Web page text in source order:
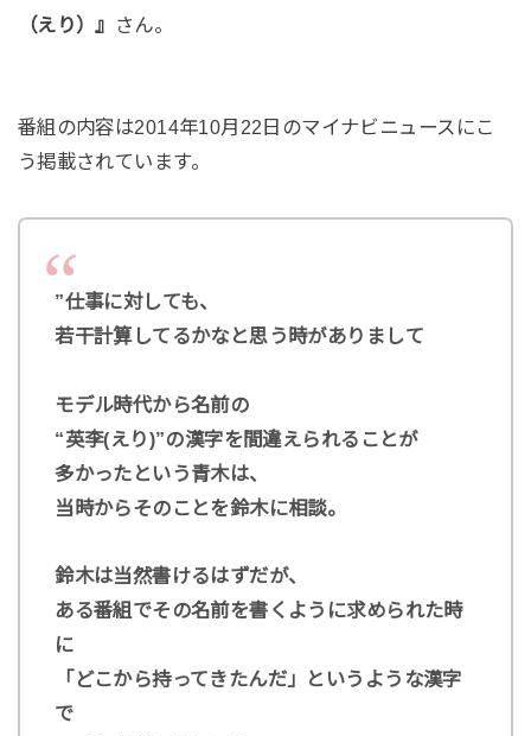
（えり）』
さん。
番組の内容は2014年10月22日のマイナビニュースにこ
う掲載されています。
”仕事に対しても、
若干計算してるかなと思う時がありまして
モデル時代から名前の
“英李(えり)”の漢字を間違えられることが
多かったという青木は、
当時からそのことを鈴木に相談。
鈴木は当然書けるはずだが、
ある番組でその名前を書くように求められた時
に
「どこから持ってきたんだ」というような漢字
で